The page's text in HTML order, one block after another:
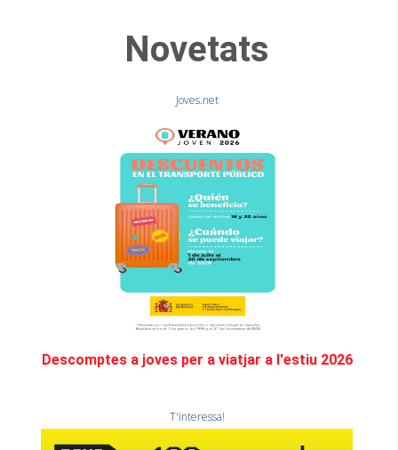
Novetats
Joves.net
Descomptes a joves per a viatjar a l'estiu 2026
T'interessa!